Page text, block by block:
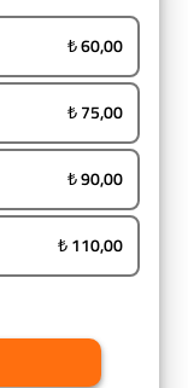
₺ 60,00
₺ 75,00
₺ 90,00
₺ 110,00